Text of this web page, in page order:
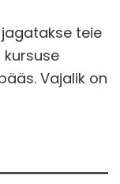
teie
Vajalik on